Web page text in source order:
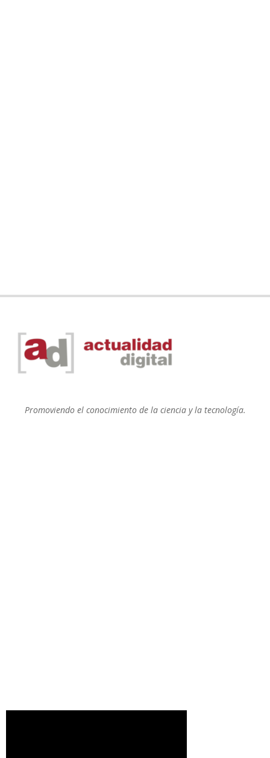
Promoviendo el conocimiento de la ciencia y la tecnología.